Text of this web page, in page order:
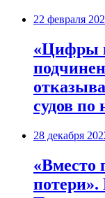
22 февраля
​«Цифры
судов
28 декабря
​«Вместо